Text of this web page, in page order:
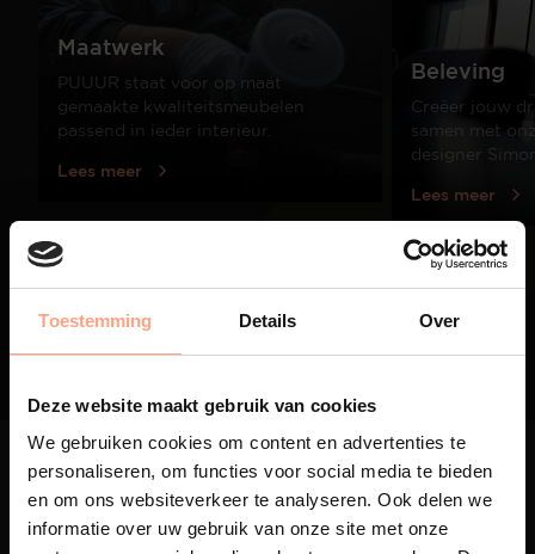
Toestemming Details Over
Deze website maakt gebruik van cookies
We gebruiken cookies om content en advertenties te
personaliseren, om functies voor social media te bieden
en om ons websiteverkeer te analyseren. Ook delen we
informatie over uw gebruik van onze site met onze
Maatwerk
PUUUR staat voor op maat
gemaakte kwaliteitsmeubelen
passend in ieder interieur.
Lees meer
Beleving
Creëer jouw
samen met
designer
Lees meer